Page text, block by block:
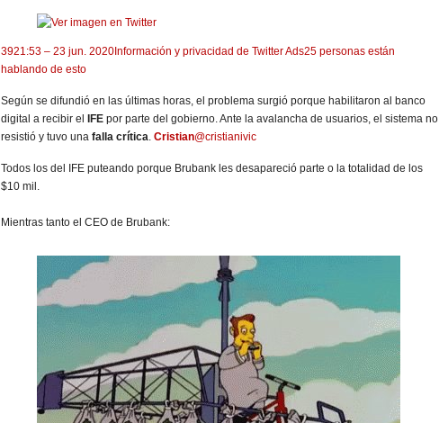
3921:53 – 23 jun. 2020 Información y privacidad de Twitter Ads25 personas están
hablando de esto
Según se difundió en las últimas horas, el problema surgió porque habilitaron al banco
digital a recibir el
IFE por parte del gobierno. Ante la avalancha de usuarios, el sistema no
resistió y tuvo una falla crítica. Cristian@cristianivic
Todos los del IFE puteando porque Brubank les desapareció parte o la totalidad de los
$10 mil.
Mientras tanto el CEO de Brubank: